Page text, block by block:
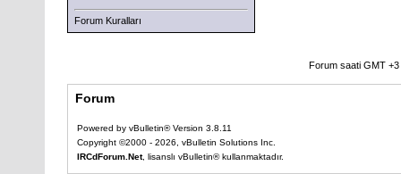
Forum Kuralları
Forum saati GMT
Forum
Powered by vBulletin® Version 3.8.11
Copyright ©2000 - 2026, vBulletin Solutions Inc.
IRCdForum.Net, lisanslı vBulletin® kullanmaktadır.